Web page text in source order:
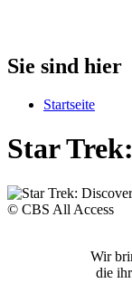
Sie sind hier
Startseite
Star
© CBS All Access
Wir
die